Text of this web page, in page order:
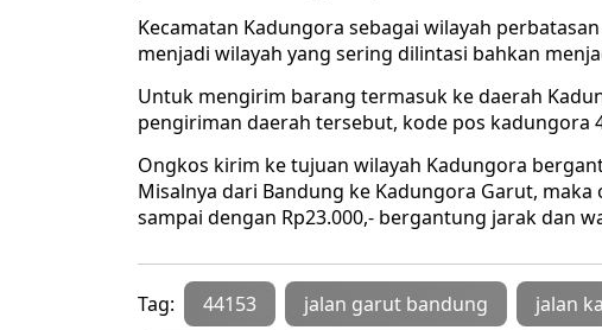
Kecamatan Kadungora sebagai wilayah
menjadi wilayah yang sering dilintasi bahkan
Untuk mengirim barang termasuk ke daerah
pengiriman daerah tersebut, kode pos kadungora
Ongkos kirim ke tujuan wilayah Kadungora
Misalnya dari Bandung ke Kadungora Garut,
sampai dengan Rp23.000,- bergantung jarak dan
Tag: 44153 jalan garut bandung jalan